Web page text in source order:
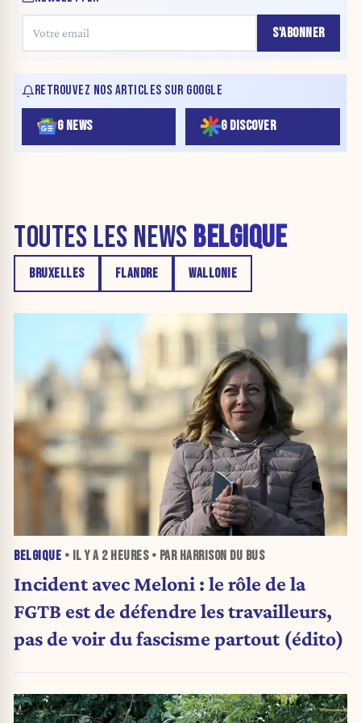
S'ABONNER
RETROUVEZ NOS ARTICLES SUR GOOGLE
G NEWS G DISCOVER
TOUTES LES NEWS BELGIQUE
BRUXELLES FLANDRE WALLONIE
BELGIQUE • IL Y A 2 HEURES• PAR HARRISON DU BUS
Incident avec Meloni : le rôle de la
FGTB est de défendre les travailleurs,
pas de voir du fascisme partout (édito)